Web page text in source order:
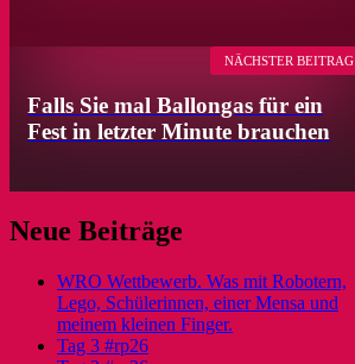
Falls Sie mal Ballongas für ein
Fest in letzter Minute brauchen
NÄCHSTER BEITRAG
Neue Beiträge
WRO Wettbewerb. Was mit Robotern,
Lego, Schülerinnen, einer Mensa und
meinem kleinen Finger.
Tag 3 #rp26